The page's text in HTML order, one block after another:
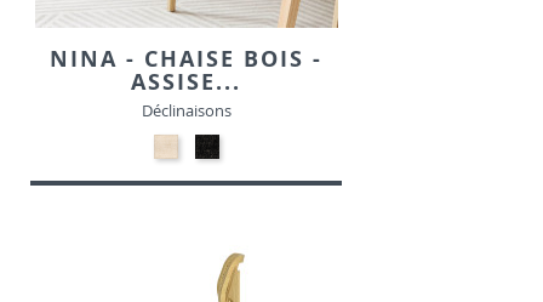
NINA - CHAISE BOIS -
ASSISE...
Déclinaisons
24-
Beige
-
24-
Noir
-